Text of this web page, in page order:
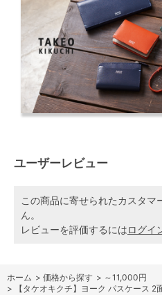
ユーザーレビュー
この商品に寄せられたカスタマ
ん。
レビューを評価するにはログイ
ホーム > 価格から探す > ～11,000円
>
【タケオキクチ】ヨーク パスケース 2